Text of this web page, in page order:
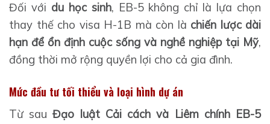
Đối với du học sinh, EB-5 không chỉ là lựa chọn
thay thế cho visa H-1B mà còn là chiến lược dài
hạn để ổn định cuộc sống và nghề nghiệp tại Mỹ,
đồng thời mở rộng quyền lợi cho cả gia đình.
Mức đầu tư tối thiểu và loại hình dự án
Từ sauĐạo luật Cải cách và Liêm chính EB-5